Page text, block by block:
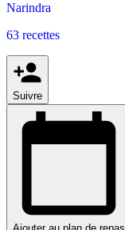
Narindra
63 recettes
Suivre